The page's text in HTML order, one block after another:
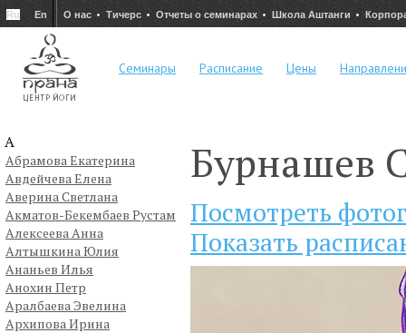
Ru En О нас Тичерс Отчеты о семинарах Школа Аштанги
Семинары Расписание Цены
А
Абрамова Екатерина
Авдейчева Елена
Аверина Светлана
Акматов-Бекембаев Рустам
Алексеева Анна
Алтышкина Юлия
Ананьев Илья
Анохин Петр
Аралбаева Эвелина
Архипова Ирина
Бурнашев
Посмотреть
Показать